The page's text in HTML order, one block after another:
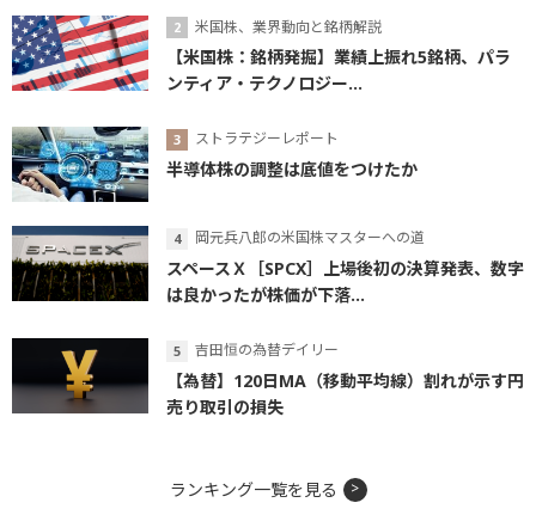
米国株、業界動向と銘柄解説
【米国株：銘柄発掘】業績上振れ5銘柄、パラ
ンティア・テクノロジー...
ストラテジーレポート
半導体株の調整は底値をつけたか
岡元兵八郎の米国株マスターへの道
スペースＸ［SPCX］上場後初の決算発表、数字
は良かったが株価が下落...
吉田恒の為替デイリー
【為替】120日MA（移動平均線）割れが示す円
売り取引の損失
ランキング一覧を見る